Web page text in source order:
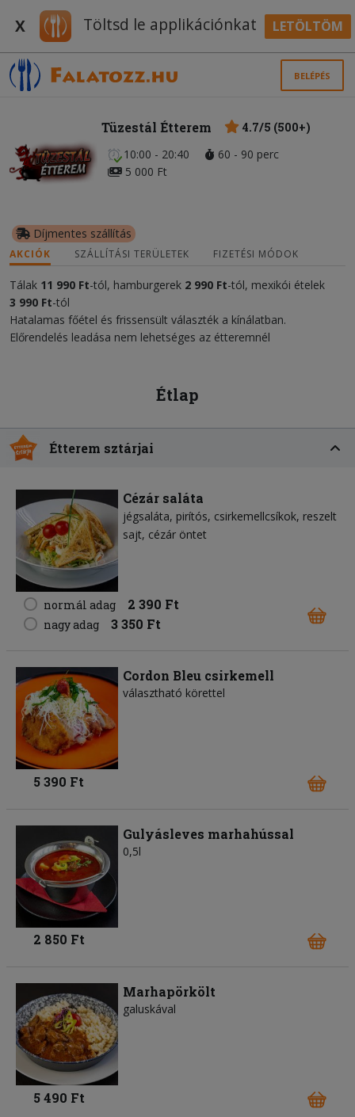
X Töltsd le applikációnkat LETÖLTÖM
BELÉPÉS
Tüzestál Étterem
4.7/5 (500+)
10:00 - 20:40
60 - 90 perc
5 000 Ft
Díjmentes szállítás
AKCIÓK SZÁLLÍTÁSI TERÜLETEK FIZETÉSI MÓDOK
Tálak 11 990 Ft-tól, hamburgerek 2 990 Ft-tól, mexikói ételek
3 990 Ft-tól
Hatalamas főétel és frissensült választék a kínálatban.
Előrendelés leadása nem lehetséges az étteremnél
Étlap
Étterem sztárjai
Cézár saláta
jégsaláta pirítós csirkemellcsíkok reszelt
sajt cézár öntet
normál adag 2 390 Ft
nagy adag 3 350 Ft
Cordon Bleu csirkemell
választható körettel
5 390 Ft
Gulyásleves marhahússal
0,5l
2 850 Ft
Marhapörkölt
galuskával
5 490 Ft